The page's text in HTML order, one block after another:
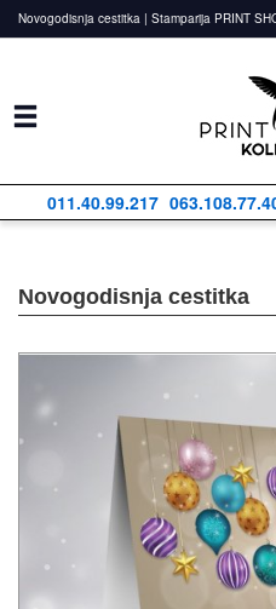
Novogodisnja cestitka | Stamparija PRINT
011.40.99.217
Novogodisnja cestitka